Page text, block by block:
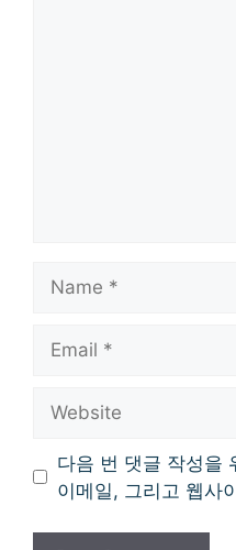
다음 번 댓글 작성을
이메일, 그리고 웹사